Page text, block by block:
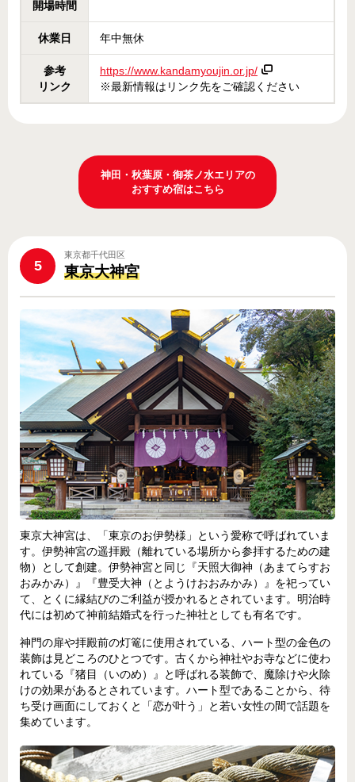
開場時間
休業日 年中無休
参考
リンク
https://www.kandamyoujin.or.jp/
※最新情報はリンク先をご確認ください
神田・秋葉原・御茶ノ水エリアの
おすすめ宿はこちら
5
東京都千代田区
東京大神宮
東京大神宮は、「東京のお伊勢様」という愛称で呼ばれていま
す。伊勢神宮の遥拝殿（離れている場所から参拝するための建
物）として創建。伊勢神宮と同じ『天照大御神（あまてらすお
おみかみ）』『豊受大神（とようけおおみかみ）』を祀ってい
て、とくに縁結びのご利益が授かれるとされています。明治時
代には初めて神前結婚式を行った神社としても有名です。
神門の扉や拝殿前の灯篭に使用されている、ハート型の金色の
装飾は見どころのひとつです。古くから神社やお寺などに使わ
れている『猪目（いのめ）』と呼ばれる装飾で、魔除けや火除
けの効果があるとされています。ハート型であることから、待
ち受け画面にしておくと「恋が叶う」と若い女性の間で話題を
集めています。